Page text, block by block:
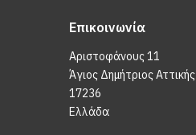
Επικοινωνία
Αριστοφάνους 11
Άγιος Δημήτριος Αττικής
17236
Ελλάδα